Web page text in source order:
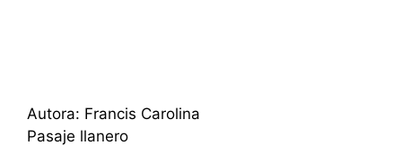
Autora: Francis Carolina
Pasaje llanero